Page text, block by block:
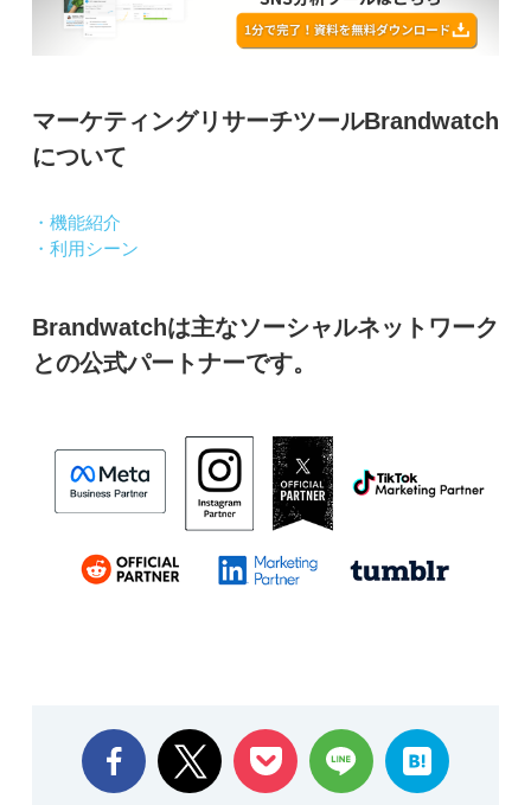
マーケティングリサーチツールBrandwatch
について
・機能紹介
・利用シーン
Brandwatchは主なソーシャルネットワーク
との公式パートナーです。